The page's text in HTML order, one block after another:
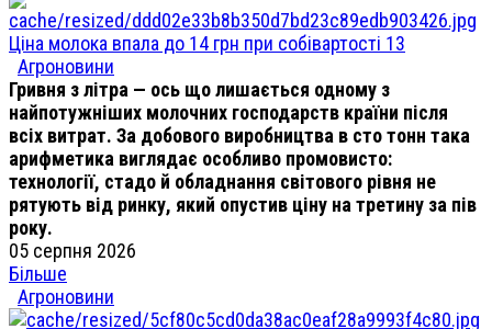
Ціна молока впала до 14 грн при собівартості 13
Агроновини
Гривня з літра — ось що лишається одному з
найпотужніших молочних господарств країни після
всіх витрат. За добового виробництва в сто тонн така
арифметика виглядає особливо промовисто:
технології, стадо й обладнання світового рівня не
рятують від ринку, який опустив ціну на третину за пів
року.
05 серпня 2026
Більше
Агроновини